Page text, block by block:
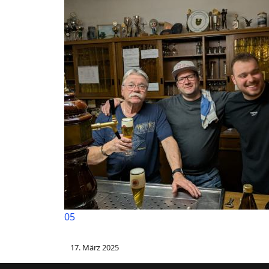
05
17. März 2025